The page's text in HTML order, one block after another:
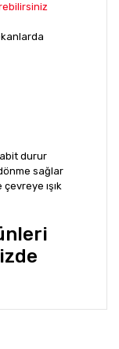
durur
sağlar
çevreye ışık
ve